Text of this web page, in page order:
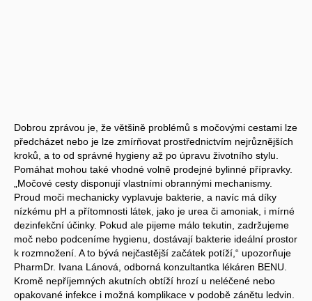
Dobrou zprávou je, že většině problémů s močovými cestami lze
předcházet nebo je lze zmírňovat prostřednictvím nejrůznějších
kroků, a to od správné hygieny až po úpravu životního stylu.
Pomáhat mohou také vhodné volně prodejné bylinné přípravky.
„Močové cesty disponují vlastními obrannými mechanismy.
Proud moči mechanicky vyplavuje bakterie, a navíc má díky
nízkému pH a přítomnosti látek, jako je urea či amoniak, i mírné
dezinfekční účinky. Pokud ale pijeme málo tekutin, zadržujeme
moč nebo podceníme hygienu, dostávají bakterie ideální prostor
k rozmnožení. A to bývá nejčastější začátek potíží,“ upozorňuje
PharmDr. Ivana Lánová, odborná konzultantka lékáren BENU.
Kromě nepříjemných akutních obtíží hrozí u neléčené nebo
opakované infekce i možná komplikace v podobě zánětu ledvin.